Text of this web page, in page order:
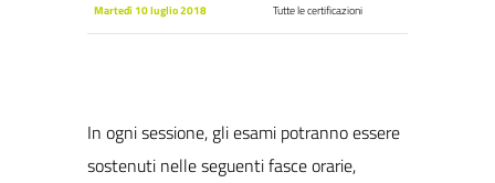
Martedì 10 luglio 2018 Tutte le certificazioni
In ogni sessione, gli esami potranno essere
sostenuti nelle seguenti fasce orarie,